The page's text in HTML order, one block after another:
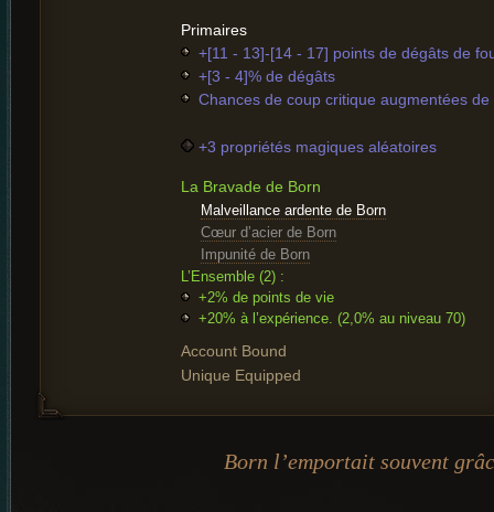
Primaires
+[11 - 13]-[14 - 17] points de dégâts de
+[3 - 4]% de dégâts
Chances de coup critique augmentées
+3 propriétés magiques aléatoires
La Bravade de Born
Malveillance ardente de Born
Cœur d’acier de Born
Impunité de Born
L’Ensemble (2) :
+2% de points de vie
+20% à l’expérience. (2,0% au niveau 70)
Account Bound
Unique Equipped
Born l’emportait souvent